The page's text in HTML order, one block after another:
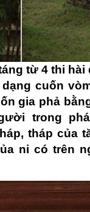
từ 4 thi hài
cuốn
gia phả
trong
tháp của
ni có trên